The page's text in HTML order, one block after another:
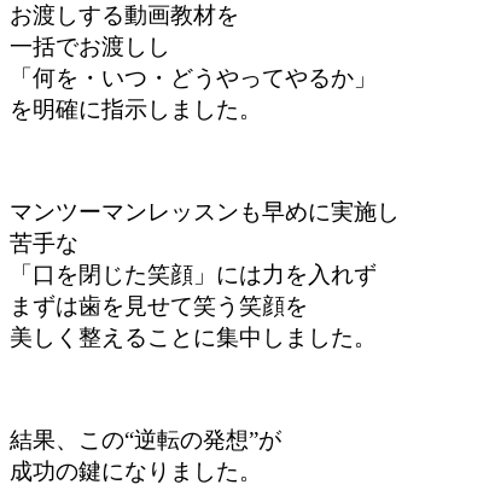
お渡しする動画教材を
一括でお渡しし
「何を・いつ・どうやってやるか」
を明確に指示しました。
マンツーマンレッスンも早めに実施し
苦手な
「口を閉じた笑顔」には力を入れず
まずは歯を見せて笑う笑顔を
美しく整えることに集中しました。
結果、この“逆転の発想”が
成功の鍵になりました。